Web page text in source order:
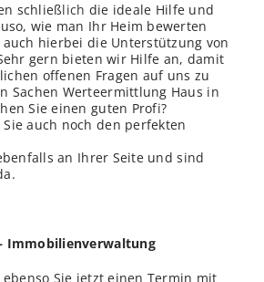
schließlich die ideale Hilfe und
wie man Ihr Heim bewerten
auch hierbei die Unterstützung von
gern bieten wir Hilfe an, damit
offenen Fragen auf uns zu
Sachen Werteermittlung Haus in
Sie einen guten Profi?
auch noch den perfekten
an Ihrer Seite und sind
Immobilienverwaltung
Sie jetzt einen Termin mit